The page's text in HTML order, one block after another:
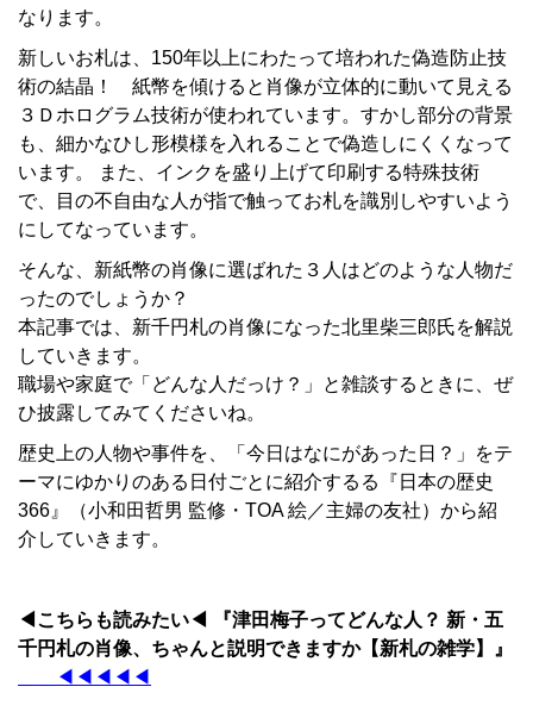
なります。
新しいお札は、150年以上にわたって培われた偽造防止技
術の結晶！ 紙幣を傾けると肖像が立体的に動いて見える
３Ｄホログラム技術が使われています。すかし部分の背景
も、細かなひし形模様を入れることで偽造しにくくなって
います。 また、インクを盛り上げて印刷する特殊技術
で、目の不自由な人が指で触ってお札を識別しやすいよう
にしてなっています。
そんな、新紙幣の肖像に選ばれた３人はどのような人物だ
ったのでしょうか？
本記事では、新千円札の肖像になった北里柴三郎氏を解説
していきます。
職場や家庭で「どんな人だっけ？」と雑談するときに、ぜ
ひ披露してみてくださいね。
歴史上の人物や事件を、「今日はなにがあった日？」をテ
ーマにゆかりのある日付ごとに紹介するる『日本の歴史
366』（小和田哲男 監修・TOA 絵／主婦の友社）から紹
介していきます。
◀こちらも読みたい◀ 『津田梅子ってどんな人？ 新・五
千円札の肖像、ちゃんと説明できますか【新札の雑学】』
＿＿◀◀◀◀◀